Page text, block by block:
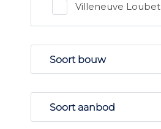
Villeneuve Loubet
Soort bouw
Soort aanbod